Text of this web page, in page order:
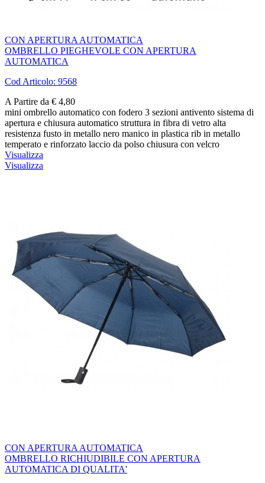
CON APERTURA AUTOMATICA
OMBRELLO PIEGHEVOLE CON APERTURA
AUTOMATICA
Cod Articolo: 9568
A Partire da € 4,80
mini ombrello automatico con fodero 3 sezioni antivento sistema di
apertura e chiusura automatico struttura in fibra di vetro alta
resistenza fusto in metallo nero manico in plastica rib in metallo
temperato e rinforzato laccio da polso chiusura con velcro
Visualizza
Visualizza
CON APERTURA AUTOMATICA
OMBRELLO RICHIUDIBILE CON APERTURA
AUTOMATICA DI QUALITA'